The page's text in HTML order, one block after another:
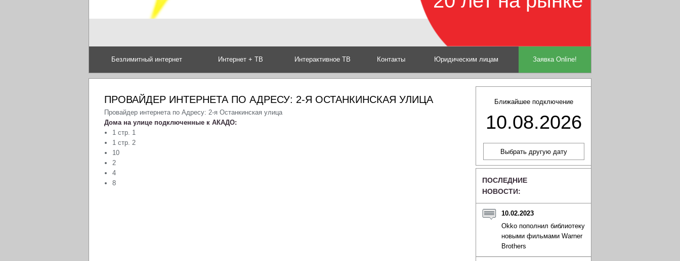
Безлимитный интернет Интернет + ТВ Интерактивное ТВ Контакты Юридическим лицам Заявка Online!
Ближайшее подключение
10.08.2026
ПОСЛЕДНИЕ
НОВОСТИ:
10.02.2023
Okko пополнил библиотеку
новыми фильмами Warner
Brothers
ПРОВАЙДЕР ИНТЕРНЕТА ПО АДРЕСУ: 2-Я ОСТАНКИНСКАЯ УЛИЦА
Провайдер интернета по Адресу: 2-я Останкинская улица
Дома на улице подключенные к АКАДО:
1 стр. 1
1 стр. 2
10
2
4
8